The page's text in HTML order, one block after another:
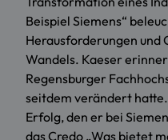
Beispiel Siemens“
Herausforderungen und
Wandels. Kaeser
Regensburger
seitdem verändert
Erfolg, den er bei
das Credo „Was bietet